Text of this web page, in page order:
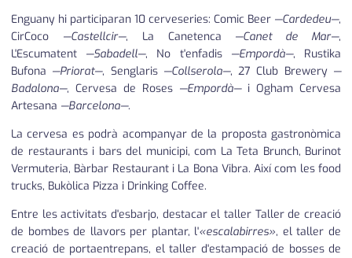
Enguany hi participaran 10 cerveseries: Comic Beer —Cardedeu—,
CirCoco —Castellcir—, La Canetenca —Canet de Mar—,
L'Escumatent —Sabadell—, No t'enfadis —Empordà—, Rustika
Bufona —Priorat—, Senglaris —Collserola—, 27 Club Brewery —
Badalona—, Cervesa de Roses —Empordà—i Ogham Cervesa
Artesana —Barcelona—.
La cervesa es podrà acompanyar de la proposta gastronòmica
de restaurants i bars del municipi, com La Teta Brunch, Burinot
Vermuteria, Bàrbar Restaurant i La Bona Vibra. Així com les food
trucks, Bukòlica Pizza i Drinking Coffee.
Entre les activitats d'esbarjo, destacar el taller Taller de creació
de bombes de llavors per plantar, l'«escalabirres», el taller de
creació de portaentrepans, el taller d'estampació de bosses de